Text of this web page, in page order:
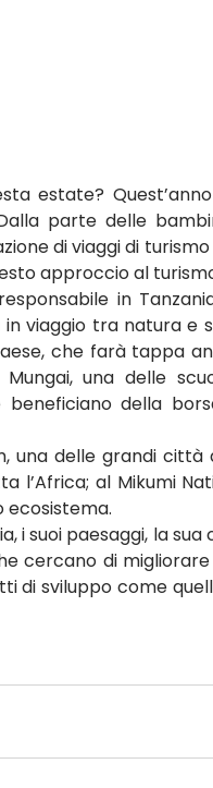
estate?
parte delle
di viaggi di
approccio al
in
in viaggio tra natura e
che farà tappa
una delle
beneficiano della
una delle grandi città
l’Africa; al Mikumi
ecosistema.
i suoi paesaggi, la
cercano di
di sviluppo come